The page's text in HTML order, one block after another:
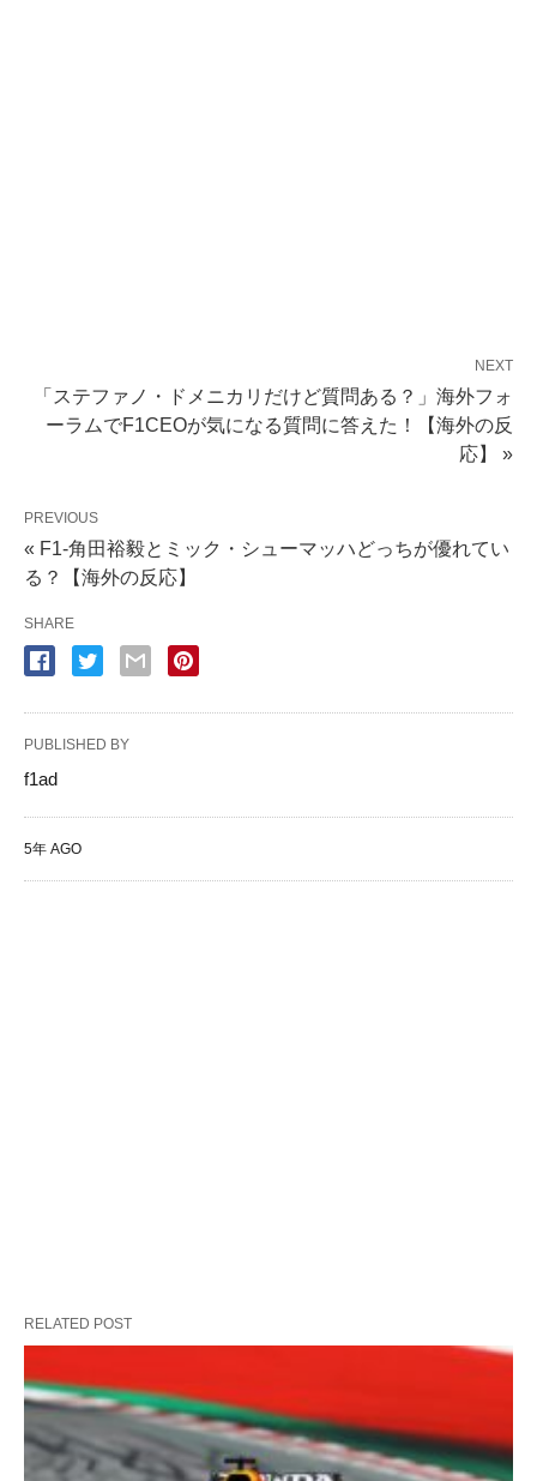
NEXT
「ステファノ・ドメニカリだけど質問ある？」海外フォ
ーラムでF1CEOが気になる質問に答えた！【海外の反
応】 »
PREVIOUS
« F1-角田裕毅とミック・シューマッハどっちが優れてい
る？【海外の反応】
SHARE
PUBLISHED BY
f1ad
5年 AGO
RELATED POST